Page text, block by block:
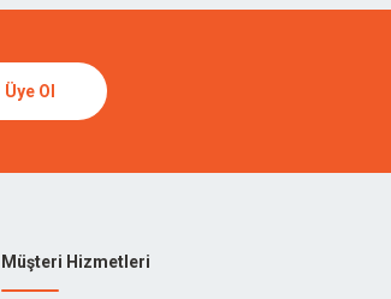
Üye Ol
Müşteri Hizmetleri